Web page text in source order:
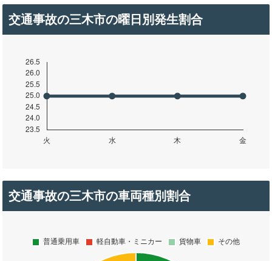
交通事故の三木市の曜日別発生割合
交通事故の三木市の車両種別割合